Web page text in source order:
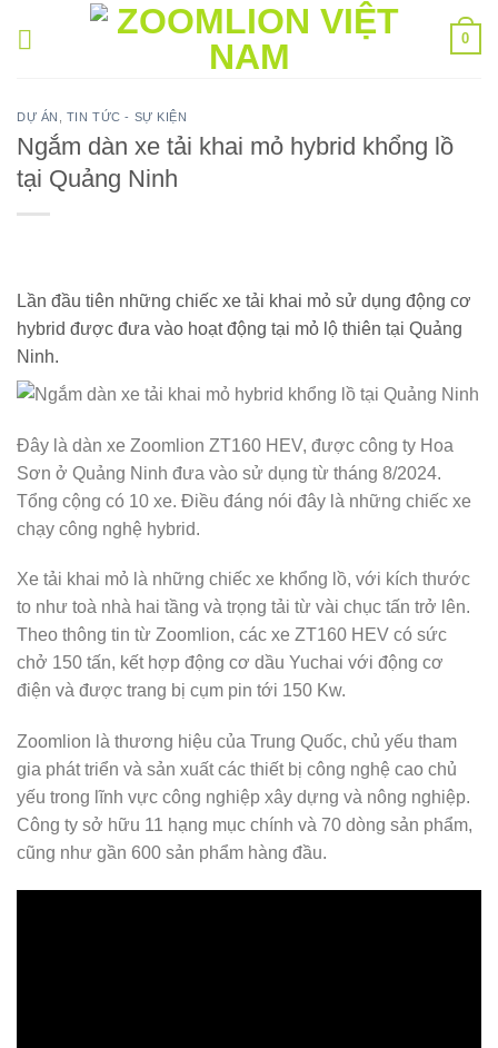
0
DỰ ÁN TIN TỨC - SỰ KIỆN
Ngắm dàn xe tải khai mỏ hybrid khổng lồ
tại Quảng Ninh
Lần đầu tiên những chiếc xe tải khai mỏ sử dụng động cơ
hybrid được đưa vào hoạt động tại mỏ lộ thiên tại Quảng
Ninh.
Đây là dàn xe Zoomlion ZT160 HEV, được công ty Hoa
Sơn ở Quảng Ninh đưa vào sử dụng từ tháng 8/2024.
Tổng cộng có 10 xe. Điều đáng nói đây là những chiếc xe
chạy công nghệ hybrid.
Xe tải khai mỏ là những chiếc xe khổng lồ, với kích thước
to như toà nhà hai tầng và trọng tải từ vài chục tấn trở lên.
Theo thông tin từ Zoomlion, các xe ZT160 HEV có sức
chở 150 tấn, kết hợp động cơ dầu Yuchai với động cơ
điện và được trang bị cụm pin tới 150 Kw.
Zoomlion là thương hiệu của Trung Quốc, chủ yếu tham
gia phát triển và sản xuất các thiết bị công nghệ cao chủ
yếu trong lĩnh vực công nghiệp xây dựng và nông nghiệp.
Công ty sở hữu 11 hạng mục chính và 70 dòng sản phẩm,
cũng như gần 600 sản phẩm hàng đầu.